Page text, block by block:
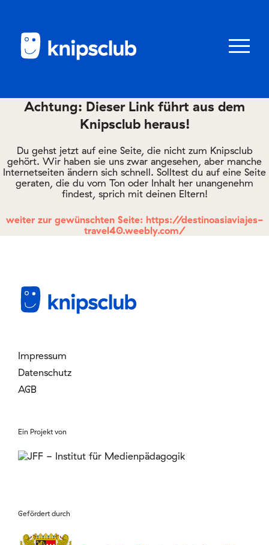
Menü
knipstipps
Eltern
Mitglied werden
Login
Achtung: Dieser Link führt aus dem
Knipsclub heraus!
Du gehst jetzt auf eine Seite, die nicht zum Knipsclub
gehört. Wir haben sie uns zwar angesehen, aber manche
Internetseiten ändern sich schnell. Solltest du auf eine Seite
geraten, die du vom Ton oder Inhalt her unangenehm
findest, sprich mit deinen Eltern!
weiter zur gewünschten Seite: https://destinoasiaviajes-
travel40.weebly.com/
Impressum
Datenschutz
AGB
Ein Projekt von
Gefördert durch